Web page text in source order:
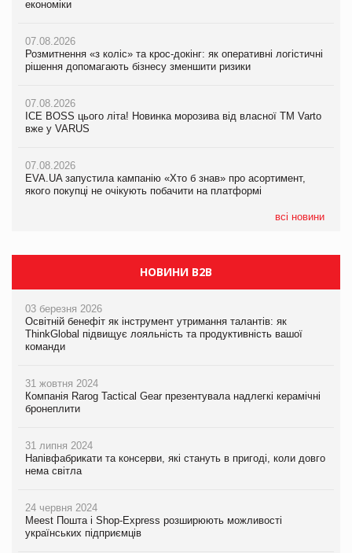
економіки
07.08.2026
Розмитнення «з коліс» та крос-докінг: як оперативні логістичні
рішення допомагають бізнесу зменшити ризики
07.08.2026
ICE BOSS цього літа! Новинка морозива від власної ТМ Varto
вже у VARUS
07.08.2026
EVA.UA запустила кампанію «Хто б знав» про асортимент,
якого покупці не очікують побачити на платформі
всі новини
економіки
07.08.2026
Розмитнення «з коліс» та крос-докінг: як оперативні логістичні
рішення допомагають бізнесу зменшити ризики
07.08.2026
ICE BOSS цього літа! Новинка морозива від власної ТМ Varto
вже у VARUS
07.08.2026
EVA.UA запустила кампанію «Хто б знав» про асортимент,
якого покупці не очікують побачити на платформі
економіки
07.08.2026
Kraft Heinz скоротила збиток у першому півріччі
Продажі Hugo Boss впали на 9%
НОВИНИ B2B
03 березня 2026
Освітній бенефіт як інструмент утримання талантів: як
ThinkGlobal підвищує лояльність та продуктивність вашої
команди
31 жовтня 2024
Компанія Rarog Tactical Gear презентувала надлегкі керамічні
бронеплити
31 липня 2024
Напівфабрикати та консерви, які стануть в пригоді, коли довго
нема світла
24 червня 2024
Meest Пошта і Shop-Express розширюють можливості
українських підприємців